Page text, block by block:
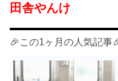
田舎やんけ
🎉この1ヶ月の人気記